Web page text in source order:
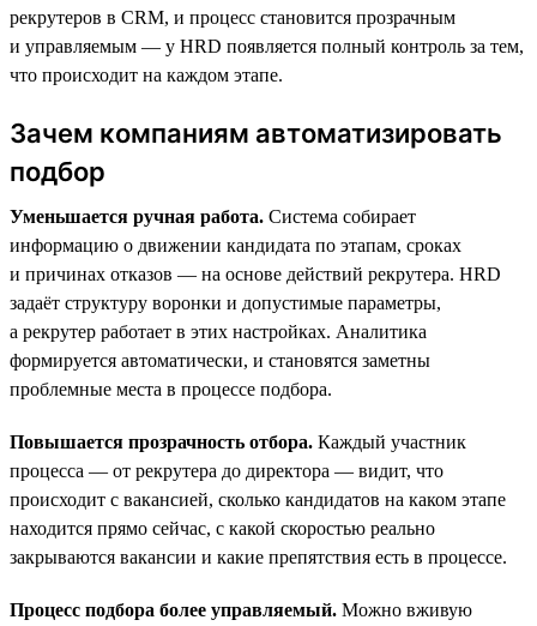
рекрутеров в CRM, и процесс становится прозрачным
и управляемым — у HRD появляется полный контроль за тем,
что происходит на каждом этапе.
Зачем компаниям автоматизировать
подбор
Уменьшается ручная работа. Система собирает
информацию о движении кандидата по этапам, сроках
и причинах отказов — на основе действий рекрутера. HRD
задаёт структуру воронки и допустимые параметры,
а рекрутер работает в этих настройках. Аналитика
формируется автоматически, и становятся заметны
проблемные места в процессе подбора.
Повышается прозрачность отбора. Каждый участник
процесса — от рекрутера до директора — видит, что
происходит с вакансией, сколько кандидатов на каком этапе
находится прямо сейчас, с какой скоростью реально
закрываются вакансии и какие препятствия есть в процессе.
Процесс подбора более управляемый. Можно вживую